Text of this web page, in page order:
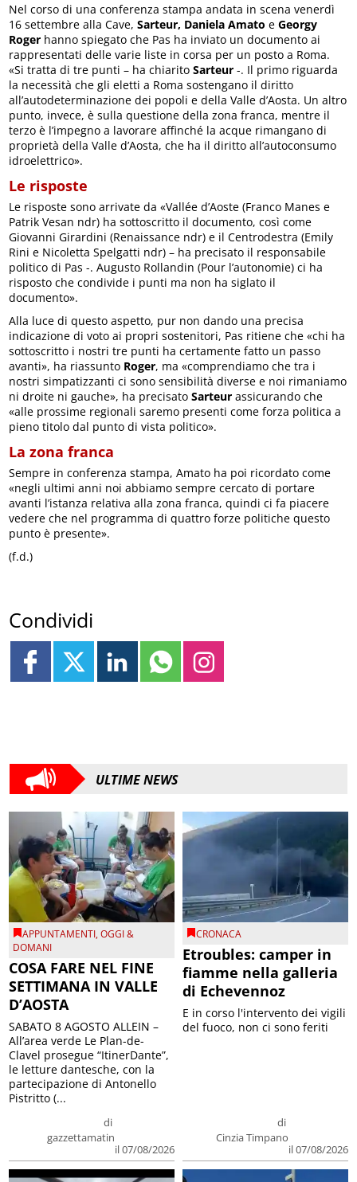
Nel corso di una conferenza stampa andata in scena venerdì
16 settembre alla Cave,Sarteur, Daniela Amato eGeorgy
Roger hanno spiegato che Pas ha inviato un documento ai
rappresentati delle varie liste in corsa per un posto a Roma.
«Si tratta di tre punti – ha chiaritoSarteur -. Il primo riguarda
la necessità che gli eletti a Roma sostengano il diritto
all’autodeterminazione dei popoli e della Valle d’Aosta. Un altro
punto, invece, è sulla questione della zona franca, mentre il
terzo è l’impegno a lavorare affinché la acque rimangano di
proprietà della Valle d’Aosta, che ha il diritto all’autoconsumo
idroelettrico».
Le risposte
Le risposte sono arrivate da «Vallée d’Aoste (Franco Manes e
Patrik Vesan ndr) ha sottoscritto il documento, così come
Giovanni Girardini (Renaissance ndr) e il Centrodestra (Emily
Rini e Nicoletta Spelgatti ndr) – ha precisato il responsabile
politico di Pas -. Augusto Rollandin (Pour l’autonomie) ci ha
risposto che condivide i punti ma non ha siglato il
documento».
Alla luce di questo aspetto, pur non dando una precisa
indicazione di voto ai propri sostenitori, Pas ritiene che «chi ha
sottoscritto i nostri tre punti ha certamente fatto un passo
avanti», ha riassunto Roger, ma «comprendiamo che tra i
nostri simpatizzanti ci sono sensibilità diverse e noi rimaniamo
ni droite ni gauche», ha precisato Sarteur assicurando che
«alle prossime regionali saremo presenti come forza politica a
pieno titolo dal punto di vista politico».
La zona franca
Sempre in conferenza stampa, Amato ha poi ricordato come
«negli ultimi anni noi abbiamo sempre cercato di portare
avanti l’istanza relativa alla zona franca, quindi ci fa piacere
vedere che nel programma di quattro forze politiche questo
punto è presente».
(f.d.)
Condividi
ULTIME NEWS
APPUNTAMENTI,OGGI &
DOMANI
COSA FARE NEL FINE
SETTIMANA IN VALLE
D’AOSTA
di
gazzettamatin
il 07/08/2026
SABATO 8 AGOSTO ALLEIN –
All’area verde Le Plan-de-
Clavel prosegue “ItinerDante”,
le letture dantesche, con la
partecipazione di Antonello
Pistritto (...
CRONACA
Etroubles: camper in
fiamme nella galleria
di Echevennoz
di
Cinzia Timpano
il 07/08/2026
E in corso l'intervento dei vigili
del fuoco, non ci sono feriti